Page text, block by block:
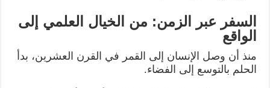
السفر عبر الزمن: من الخيال العلمي إلى
الواقع
منذ أن وصل الإنسان إلى القمر في القرن العشرين، بدأ
الحلم بالتوسع إلى الفضاء.